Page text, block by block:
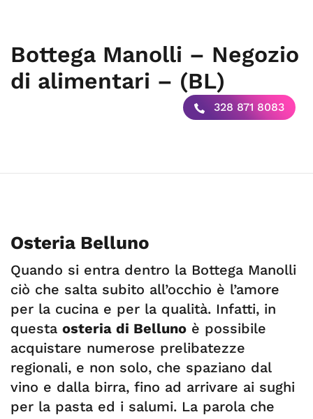
Bottega Manolli – Negozio
di alimentari – (BL)
328 871 8083
Osteria Belluno
Quando si entra dentro la Bottega Manolli
ciò che salta subito all’occhio è l’amore
per la cucina e per la qualità. Infatti, in
questa osteria di Belluno è possibile
acquistare numerose prelibatezze
regionali, e non solo, che spaziano dal
vino e dalla birra, fino ad arrivare ai sughi
per la pasta ed i salumi. La parola che